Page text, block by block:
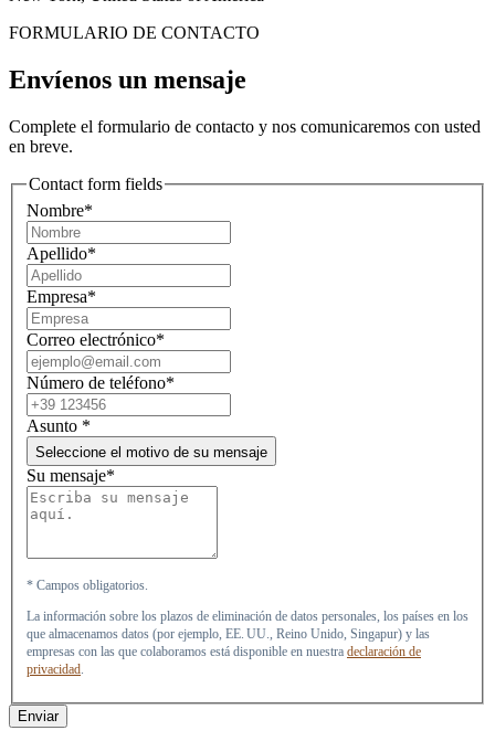
FORMULARIO DE CONTACTO
Envíenos un mensaje
Complete el formulario de contacto y nos comunicaremos con usted
en breve.
Contact form fields
Nombre*
Apellido*
Empresa*
Correo electrónico*
Número de teléfono*
Asunto *
Seleccione el motivo de su mensaje
Su mensaje*
* Campos obligatorios.
La información sobre los plazos de eliminación de datos personales, los países en los
que almacenamos datos (por ejemplo, EE. UU., Reino Unido, Singapur) y las
empresas con las que colaboramos está disponible en nuestra declaración de
privacidad.
Enviar